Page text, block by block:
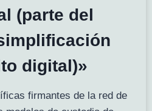
(parte del
digital)»
firmantes de la red de